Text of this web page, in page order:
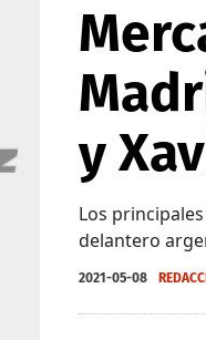
y
Los
delantero
2021-05-08